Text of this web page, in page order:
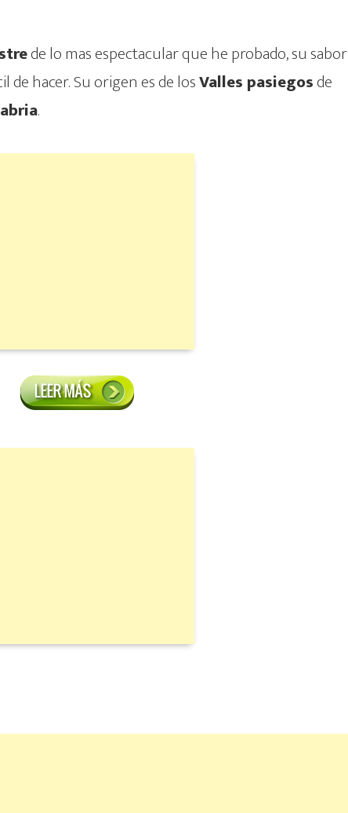
de lo mas espectacular que he probado, su sabor
de hacer. Su origen es de losValles pasiegosde
.